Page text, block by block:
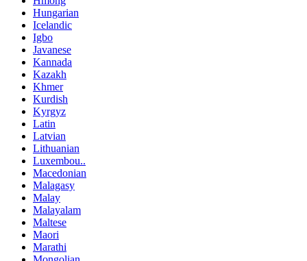
Hungarian
Icelandic
Igbo
Javanese
Kannada
Kazakh
Khmer
Kurdish
Kyrgyz
Latin
Latvian
Lithuanian
Luxembou..
Macedonian
Malagasy
Malay
Malayalam
Maltese
Maori
Marathi